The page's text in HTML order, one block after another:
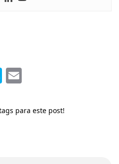
Skype
para este post!